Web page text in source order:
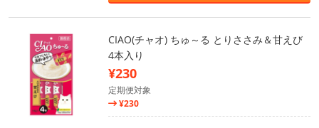
CIAO(チャオ) ちゅ～る とりささみ＆甘えび
4本入り
¥230
定期便対象
¥230